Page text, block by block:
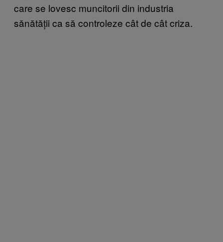
care se lovesc muncitorii din industria
sănătății ca să controleze cât de cât criza.